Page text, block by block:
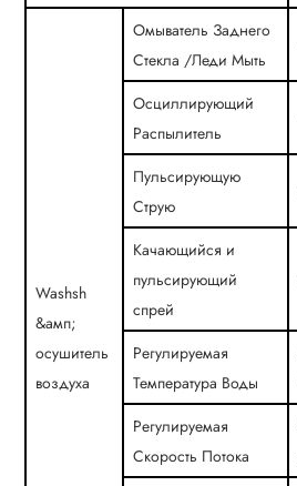
Washsh
&амп;
осушитель
воздуха
Омыватель Заднего
Стекла /Леди Мыть
Осциллирующий
Распылитель
Пульсирующую
Струю
Качающийся и
пульсирующий
спрей
Регулируемая
Температура Воды
Регулируемая
Скорость Потока